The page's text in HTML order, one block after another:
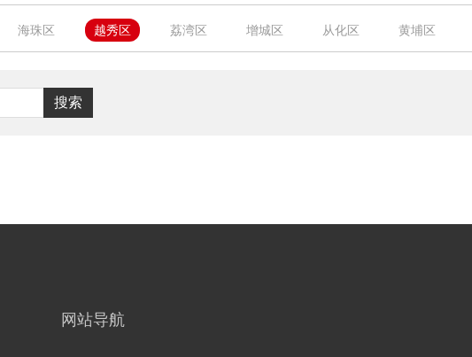
海珠区 越秀区 荔湾区 增城区 从化区 黄埔区
搜索
网站导航